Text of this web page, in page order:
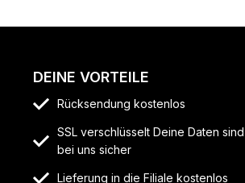
DEINE VORTEILE
Rücksendung kostenlos
SSL verschlüsselt Deine Daten sind
bei uns sicher
Lieferung in die Filiale kostenlos